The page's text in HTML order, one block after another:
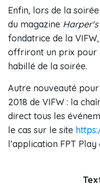
Enfin, lors de la
du magazine
fondatrice de la VIFW,
offriront un prix pour
habillé de la soirée.
Autre nouveauté
2018 de VIFW : la
direct tous les
le cas sur le site
l’application FPT